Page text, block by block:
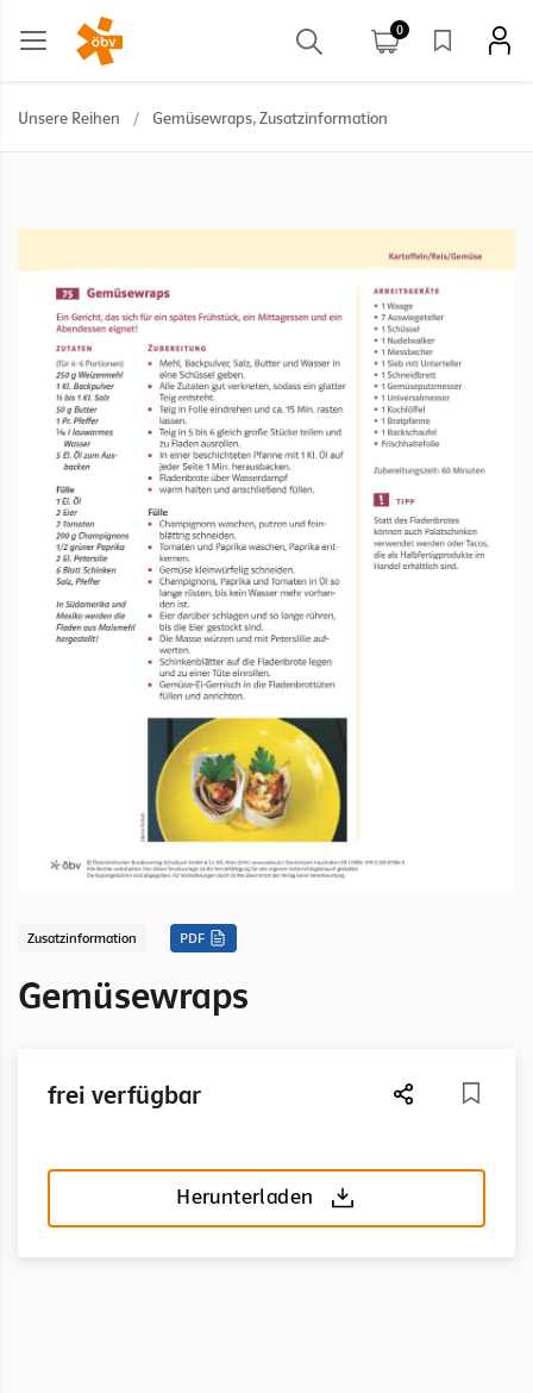
0
Unsere Reihen / Gemüsewraps, Zusatzinformation
Zusatzinformation PDF
Gemüsewraps
frei verfügbar
Herunterladen